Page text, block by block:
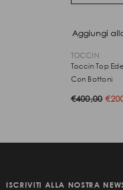
Aggiungi
VENDITORE:
TOCCIN
Toccin Top
Con Bottoni
€400,00
ISCRIVITI ALLA NOSTRA